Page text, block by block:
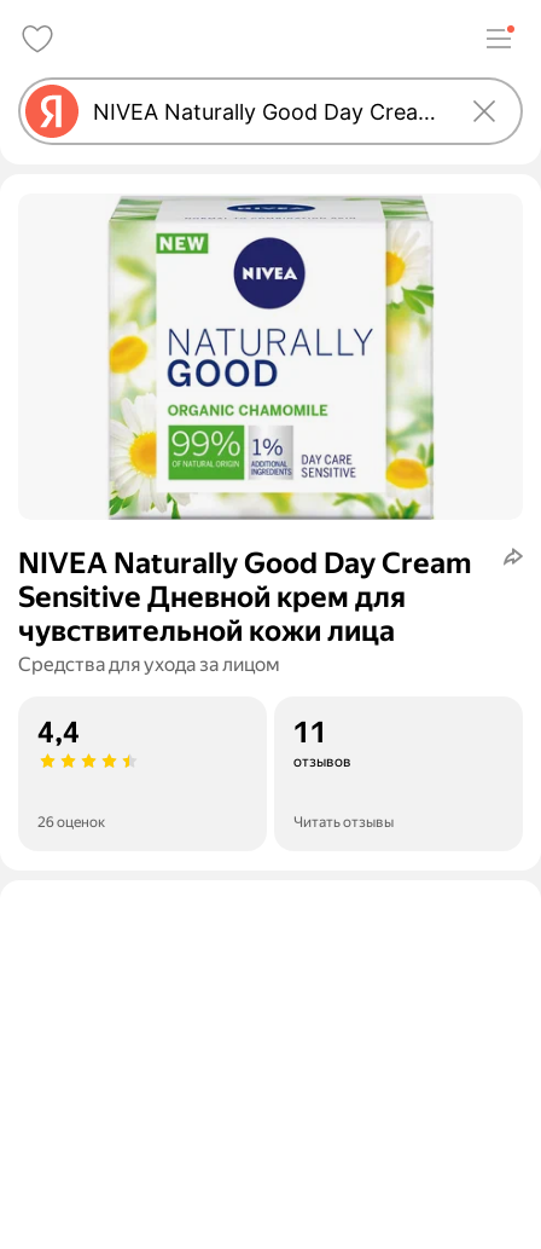
NIVEA Naturally Good Day Cream
Sensitive Дневной крем для
чувствительной кожи лица
Средства для ухода за лицом
4,4
26 оценок
11
отзывов
Читать отзывы